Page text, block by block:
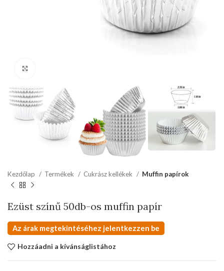
Kezdőlap Termékek Cukrász kellékek Muffin papírok
Ezüst színű 50db-os muffin papír
Az árak megtekintéséhez jelentkezzen be
Hozzáadni a kívánságlistához